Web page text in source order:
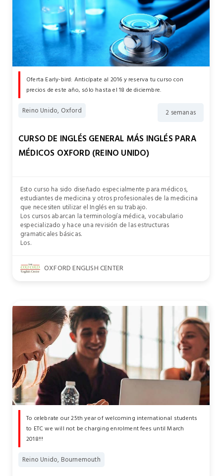
Oferta Early-bird: Anticípate al 2016 y reserva tu curso con
precios de este año, sólo hasta el 18 de diciembre.
Reino Unido, Oxford 2 semanas
CURSO DE INGLÉS GENERAL MÁS INGLÉS PARA
MÉDICOS OXFORD (REINO UNIDO)
Esto curso ha sido diseñado especialmente para médicos,
estudiantes de medicina y otros profesionales de la medicina
que necesiten utilizar el Inglés en su trabajo.
Los cursos abarcan la terminología médica, vocabulario
especializado y hace una revisión de las estructuras
gramaticales básicas.
Los.
OXFORD ENGLISH CENTER
To celebrate our 25th year of welcoming international students
to ETC we will not be charging enrolment fees until March
2018!!!
Reino Unido, Bournemouth